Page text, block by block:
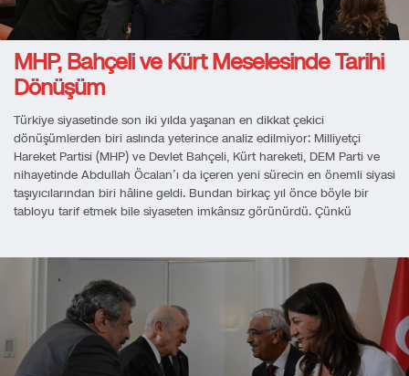
MHP, Bahçeli ve Kürt Meselesinde Tarihi
Dönüşüm
Türkiye siyasetinde son iki yılda yaşanan en dikkat çekici
dönüşümlerden biri aslında yeterince analiz edilmiyor: Milliyetçi
Hareket Partisi (MHP) ve Devlet Bahçeli, Kürt hareketi, DEM Parti ve
nihayetinde Abdullah Öcalan’ı da içeren yeni sürecin en önemli siyasi
taşıyıcılarından biri hâline geldi. Bundan birkaç yıl önce böyle bir
tabloyu tarif etmek bile siyaseten imkânsız görünürdü. Çünkü